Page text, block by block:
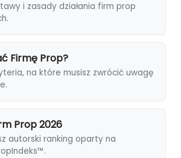
i zasady działania firm prop
Firmę Prop?
na które musisz zwrócić uwagę
Prop 2026
autorski ranking oparty na